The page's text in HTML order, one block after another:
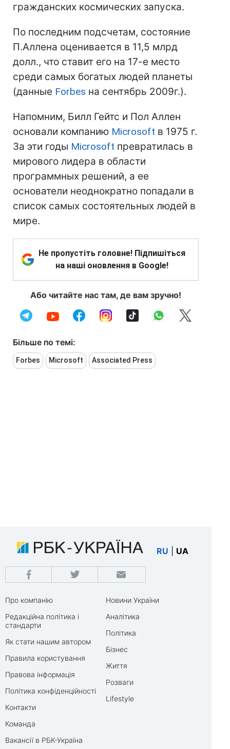
гражданских космических запуска.
По последним подсчетам, состояние
П.Аллена оценивается в 11,5 млрд
долл., что ставит его на 17-е место
среди самых богатых людей планеты
(данные Forbes на сентябрь 2009г.).
Напомним, Билл Гейтс и Пол Аллен
основали компанию Microsoft в 1975 г.
За эти годы Microsoft превратилась в
мирового лидера в области
программных решений, а ее
основатели неоднократно попадали в
список самых состоятельных людей в
мире.
Не пропустіть головне! Підпишіться
на наші оновлення в Google!
Або читайте нас там, де вам зручно!
Більше по темі:
Forbes Microsoft Associated Press
RU UA
Про компанію
Редакційна політика і
стандарти
Як стати нашим автором
Правила користування
Правова інформація
Політика конфіденційності
Контакти
Команда
Вакансії в РБК-Україна
Новини України
Аналітика
Політика
Бізнес
Життя
Розваги
Lifestyle